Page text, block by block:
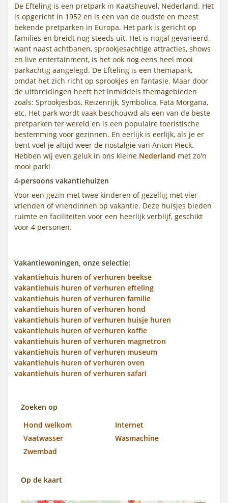
De Efteling is een pretpark in Kaatsheuvel, Nederland. Het
is opgericht in 1952 en is een van de oudste en meest
bekende pretparken in Europa. Het park is gericht op
families en breidt nog steeds uit. Het is nogal gevarieerd,
want naast achtbanen, sprookjesachtige attracties, shows
en live entertainment, is het ook nog eens heel mooi
parkachtig aangelegd. De Efteling is een themapark,
omdat het zich richt op sprookjes en fantasie. Maar door
de uitbreidingen heeft het inmiddels themagebieden
zoals: Sprookjesbos, Reizenrijk, Symbolica, Fata Morgana,
etc. Het park wordt vaak beschouwd als een van de beste
pretparken ter wereld en is een populaire toeristische
bestemming voor gezinnen. En eerlijk is eerlijk, als je er
bent voel je altijd weer de nostalgie van Anton Pieck.
Hebben wij even geluk in ons kleine Nederland met zo'n
mooi park!
4-persoons vakantiehuizen
Voor een gezin met twee kinderen of gezellig met vier
vrienden of vriendinnen op vakantie. Deze huisjes bieden
ruimte en faciliteiten voor een heerlijk verblijf, geschikt
voor 4 personen.
Vakantiewoningen, onze selectie:
vakantiehuis huren of verhuren beekse
vakantiehuis huren of verhuren efteling
vakantiehuis huren of verhuren familie
vakantiehuis huren of verhuren hond
vakantiehuis huren of verhuren huisje huren
vakantiehuis huren of verhuren koffie
vakantiehuis huren of verhuren magnetron
vakantiehuis huren of verhuren museum
vakantiehuis huren of verhuren oven
vakantiehuis huren of verhuren safari
Zoeken op
Hond welkom
Internet
Vaatwasser
Wasmachine
Zwembad
Op de kaart